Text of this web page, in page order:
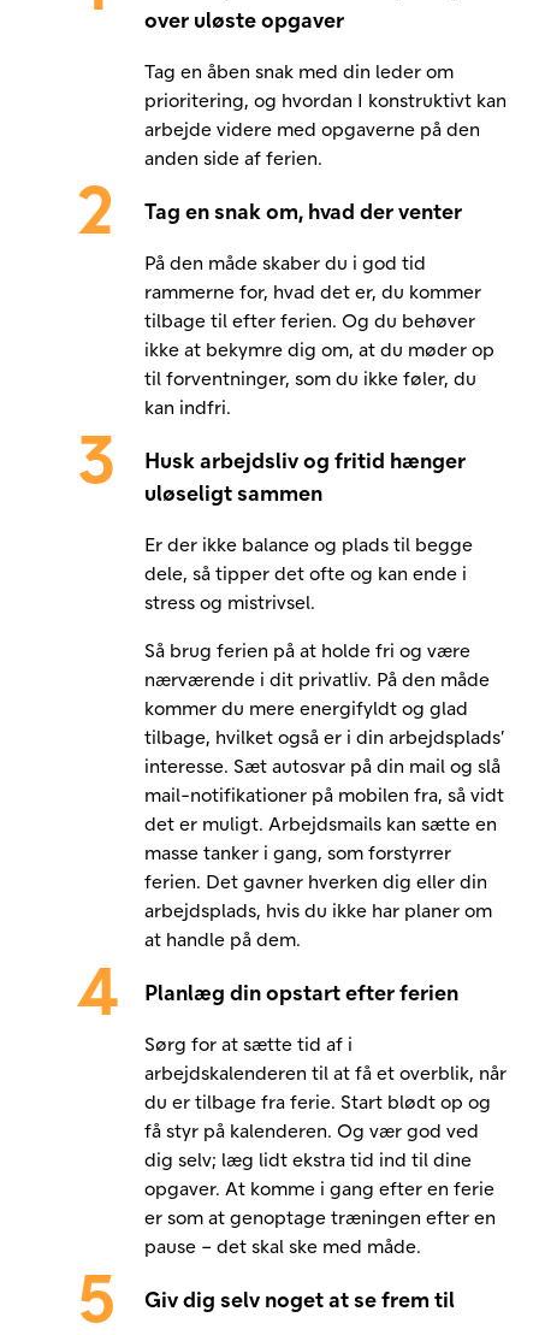
over uløste opgaver
Tag en åben snak med din leder om
prioritering, og hvordan I konstruktivt kan
arbejde videre med opgaverne på den
anden side af ferien.
Tag en snak om, hvad der venter
På den måde skaber du i god tid
rammerne for, hvad det er, du kommer
tilbage til efter ferien. Og du behøver
ikke at bekymre dig om, at du møder op
til forventninger, som du ikke føler, du
kan indfri.
Husk arbejdsliv og fritid hænger
uløseligt sammen
Er der ikke balance og plads til begge
dele, så tipper det ofte og kan ende i
stress og mistrivsel.
Så brug ferien på at holde fri og være
nærværende i dit privatliv. På den måde
kommer du mere energifyldt og glad
tilbage, hvilket også er i din arbejdsplads’
interesse. Sæt autosvar på din mail og slå
mail-notifikationer på mobilen fra, så vidt
det er muligt. Arbejdsmails kan sætte en
masse tanker i gang, som forstyrrer
ferien. Det gavner hverken dig eller din
arbejdsplads, hvis du ikke har planer om
at handle på dem.
Planlæg din opstart efter ferien
Sørg for at sætte tid af i
arbejdskalenderen til at få et overblik, når
du er tilbage fra ferie. Start blødt op og
få styr på kalenderen. Og vær god ved
dig selv; læg lidt ekstra tid ind til dine
opgaver. At komme i gang efter en ferie
er som at genoptage træningen efter en
pause – det skal ske med måde.
Giv dig selv noget at se frem til